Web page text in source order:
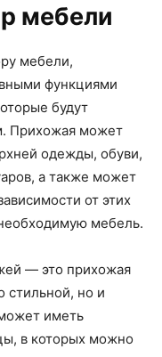
мебели
мебели,
функциями
будут
Прихожая может
одежды, обуви,
а также может
от этих
мебель.
— это прихожая
стильной, но и
иметь
в которых можно